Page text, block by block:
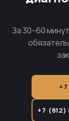
За 30–60
+7